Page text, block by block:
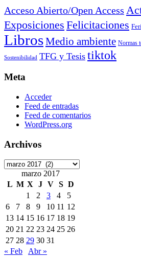
Acceso Abierto/Open Access
Exposiciones Felicitaciones
LibrosMedio ambiente Normas
Sostenibilidad TFG y Tesis tiktok
Meta
Acceder
Feed de entradas
Feed de comentarios
WordPress.org
Archivos
Archivos
marzo 2017
L M X J V S D
1
2 3 4
5
6
7 8 9 10 11 12
13 14 15 16 17 18 19
20 21 22 23 24 25 26
27 28 29 30 31
« Feb
Abr »